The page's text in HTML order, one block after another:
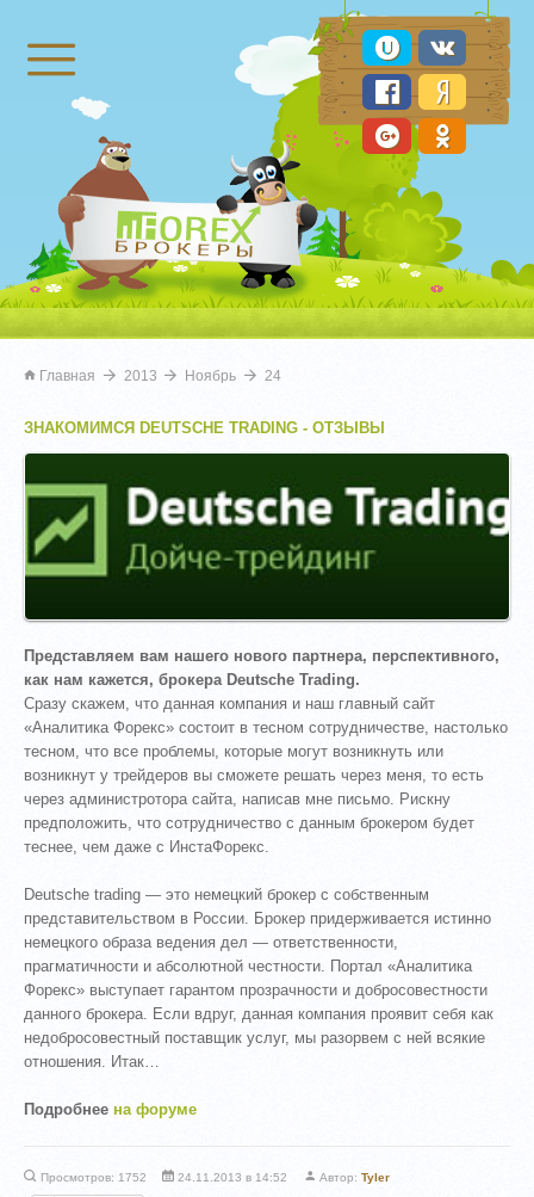
Брокеры Форекс
Главная 2013 Ноябрь 24
ЗНАКОМИМСЯ DEUTSCHE TRADING - ОТЗЫВЫ
Представляем вам нашего нового партнера, перспективного,
как нам кажется, брокера Deutsche Trading.
Сразу скажем, что данная компания и наш главный сайт
«Аналитика Форекс» состоит в тесном сотрудничестве, настолько
тесном, что все проблемы, которые могут возникнуть или
возникнут у трейдеров вы сможете решать через меня, то есть
через администротора сайта, написав мне письмо. Рискну
предположить, что сотрудничество с данным брокером будет
теснее, чем даже с ИнстаФорекс.
Deutsche trading — это немецкий брокер с собственным
представительством в России. Брокер придерживается истинно
немецкого образа ведения дел — ответственности,
прагматичности и абсолютной честности. Портал «Аналитика
Форекс» выступает гарантом прозрачности и добросовестности
данного брокера. Если вдруг, данная компания проявит себя как
недобросовестный поставщик услуг, мы разорвем с ней всякие
отношения. Итак…
Подробнее на форуме
Просмотров: 1752 24.11.2013 в 14:52 Автор:Tyler